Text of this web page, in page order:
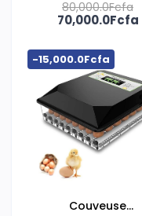
automatique
électrique et
80,000.0Fcfa
70,000.0Fcfa
-15,000.0Fcfa
Couveuse